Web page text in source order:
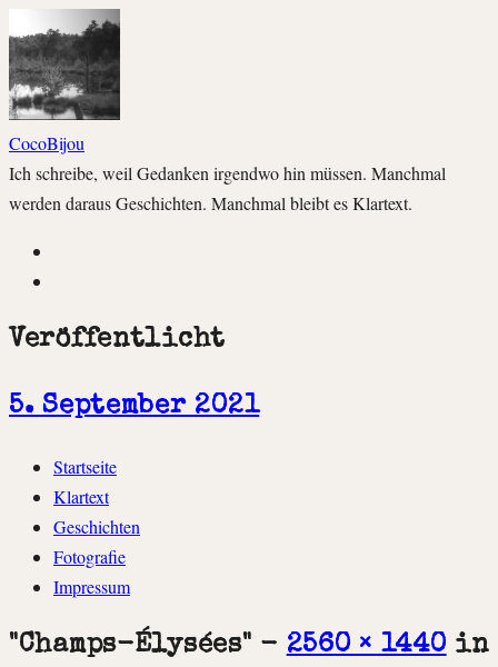
CocoBijou
Ich schreibe, weil Gedanken irgendwo hin müssen. Manchmal
werden daraus Geschichten. Manchmal bleibt es Klartext.
Veröffentlicht
5. September 2021
Zum
Inhalt
springen
Startseite
Klartext
Geschichten
Fotografie
Impressum
"Champs-Élysées" - 2560 × 1440in